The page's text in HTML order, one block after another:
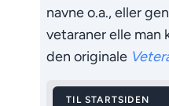
navne o.a., eller
vetaraner elle man
den originale
TIL STARTSIDEN